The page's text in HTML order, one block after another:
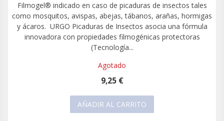
Filmogel® indicado en caso de picaduras de insectos tales
como mosquitos, avispas, abejas, tábanos, arañas, hormigas
y ácaros. URGO Picaduras de Insectos asocia una fórmula
innovadora con propiedades filmogénicas protectoras
(Tecnología...
Agotado
9,25 €
AÑADIR AL CARRITO